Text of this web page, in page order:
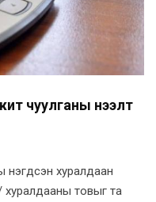
чуулганы нээлт
нэгдсэн хуралдаан
хуралдааны товыг та